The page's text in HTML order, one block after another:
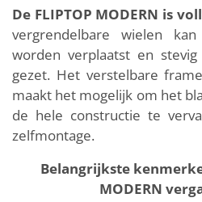
De FLIPTOP MODERN is
vergrendelbare wielen
worden verplaatst en
gezet. Het verstelbare
maakt het mogelijk om het
de hele constructie te
zelfmontage.
Belangrijkste
MODERN